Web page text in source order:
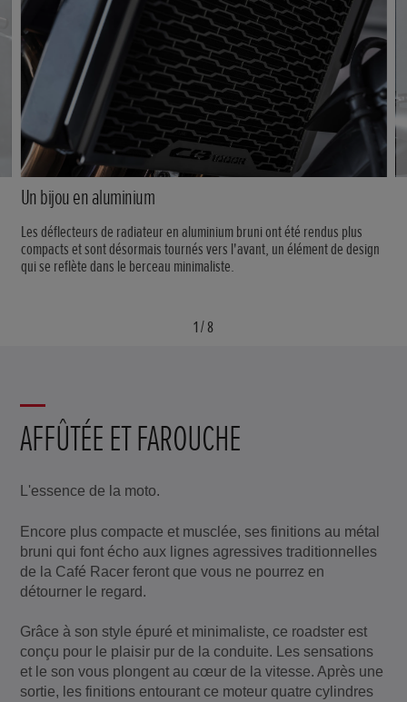
Un bijou en aluminium
Les déflecteurs de radiateur en aluminium bruni ont été rendus plus
compacts et sont désormais tournés vers l'avant, un élément de design
qui se reflète dans le berceau minimaliste.
1/8
AFFÛTÉE ET FAROUCHE
L'essence de la moto.
Encore plus compacte et musclée, ses finitions au métal
bruni qui font écho aux lignes agressives traditionnelles
de la Café Racer feront que vous ne pourrez en
détourner le regard.
Grâce à son style épuré et minimaliste, ce roadster est
conçu pour le plaisir pur de la conduite. Les sensations
et le son vous plongent au cœur de la vitesse. Après une
sortie, les finitions entourant ce moteur quatre cylindres